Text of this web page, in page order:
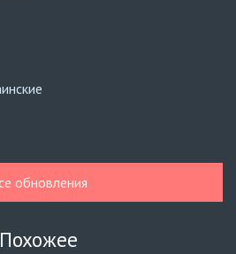
обновления
Похожее